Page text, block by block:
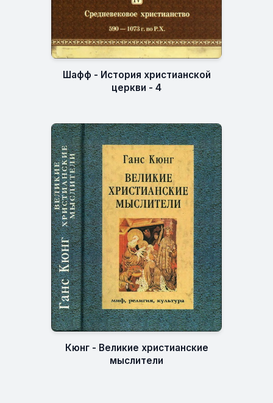
Шафф - История христианской
церкви - 4
Кюнг - Великие христианские
мыслители